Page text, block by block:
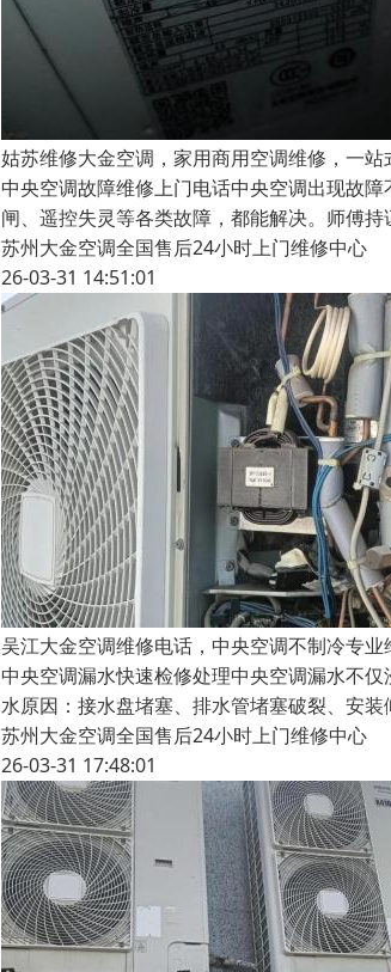
姑苏维修大金空调，家用商用空调维修，一站
中央空调故障维修上门电话中央空调出现故
闸、遥控失灵等各类故障，都能解决。师傅
苏州大金空调全国售后24小时上门维修中心
26-03-31 14:51:01
吴江大金空调维修电话，中央空调不制冷专业
中央空调漏水快速检修处理中央空调漏水不
水原因：接水盘堵塞、排水管堵塞破裂、安
苏州大金空调全国售后24小时上门维修中心
26-03-31 17:48:01